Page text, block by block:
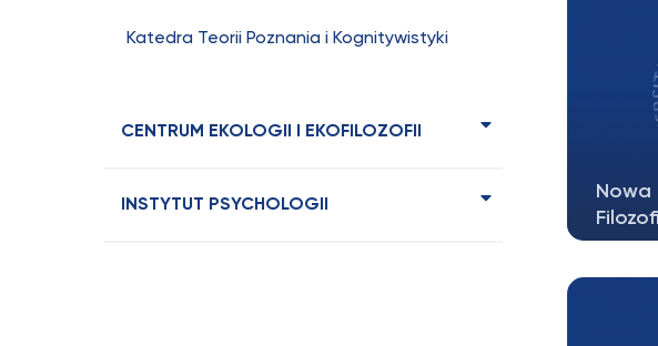
Katedra Teorii Poznania i Kognitywistyki
CENTRUM EKOLOGII I EKOFILOZOFII
INSTYTUT PSYCHOLOGII
Nowa